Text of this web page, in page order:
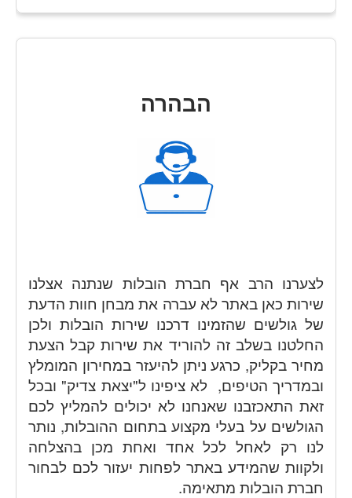
הבהרה
לצערנו הרב אף חברת הובלות שנתנה אצלנו
שירות כאן באתר לא עברה את מבחן חוות הדעת
של גולשים שהזמינו דרכנו שירות הובלות ולכן
החלטנו בשלב זה להוריד את שירות קבל הצעת
מחיר בקליק, כרגע ניתן להיעזר במחירון המומלץ
ובמדריך הטיפים, לא ציפינו ל"יצאת צדיק" ובכל
זאת התאכזבנו שאנחנו לא יכולים להמליץ לכם
הגולשים על בעלי מקצוע בתחום ההובלות, נותר
לנו רק לאחל לכל אחד ואחת מכן בהצלחה
ולקוות שהמידע באתר לפחות יעזור לכם לבחור
חברת הובלות מתאימה.